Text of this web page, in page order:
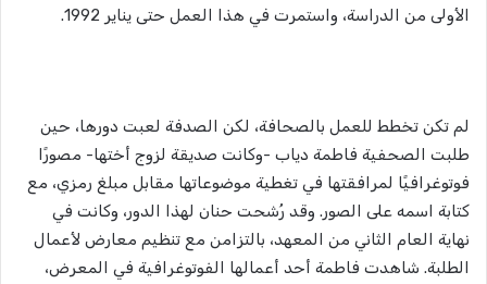
الأولى من الدراسة، واستمرت في هذا العمل حتى يناير 1992.
لم تكن تخطط للعمل بالصحافة، لكن الصدفة لعبت دورها، حين
طلبت الصحفية فاطمة دياب -وكانت صديقة لزوج أختها- مصورًا
فوتوغرافيًا لمرافقتها في تغطية موضوعاتها مقابل مبلغ رمزي، مع
كتابة اسمه على الصور. وقد رُشحت حنان لهذا الدور، وكانت في
نهاية العام الثاني من المعهد، بالتزامن مع تنظيم معارض لأعمال
الطلبة. شاهدت فاطمة أحد أعمالها الفوتوغرافية في المعرض،